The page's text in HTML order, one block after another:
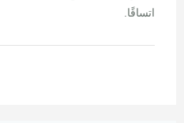
اتساقًا.